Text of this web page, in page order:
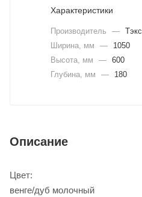
Характеристики
Производитель — Тэкс
Ширина, мм
—
1050
Высота, мм
— 600
Глубина, мм
— 180
Описание
Цвет:
венге/дуб молочный